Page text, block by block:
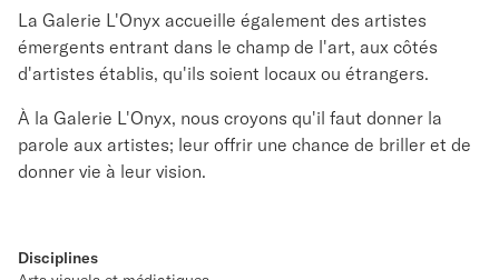
La Galerie L'Onyx accueille également des artistes
émergents entrant dans le champ de l'art, aux côtés
d'artistes établis, qu'ils soient locaux ou étrangers.
À la Galerie L'Onyx, nous croyons qu'il faut donner la
parole aux artistes; leur offrir une chance de briller et de
donner vie à leur vision.
Disciplines